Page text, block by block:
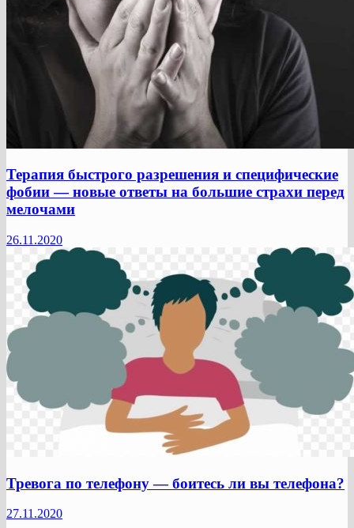
Терапия быстрого разрешения и специфические
фобии — новые ответы на большие страхи перед
мелочами
26.11.2020
Тревога по телефону — боитесь ли вы телефона?
27.11.2020